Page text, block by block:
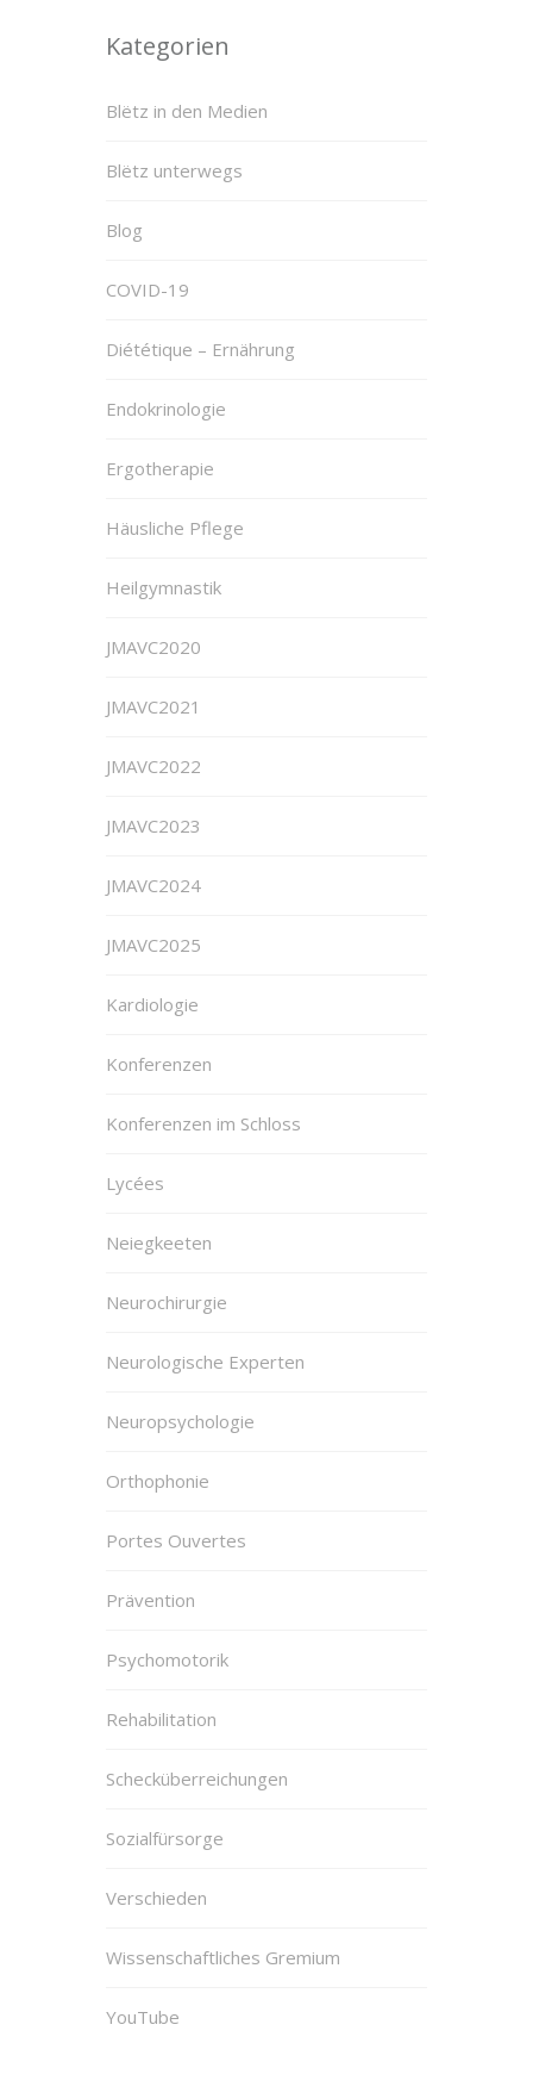
Kategorien
Blëtz in den Medien
Blëtz unterwegs
Blog
COVID-19
Diététique – Ernährung
Endokrinologie
Ergotherapie
Häusliche Pflege
Heilgymnastik
JMAVC2020
JMAVC2021
JMAVC2022
JMAVC2023
JMAVC2024
JMAVC2025
Kardiologie
Konferenzen
Konferenzen im Schloss
Lycées
Neiegkeeten
Neurochirurgie
Neurologische Experten
Neuropsychologie
Orthophonie
Portes Ouvertes
Prävention
Psychomotorik
Rehabilitation
Schecküberreichungen
Sozialfürsorge
Verschieden
Wissenschaftliches Gremium
YouTube